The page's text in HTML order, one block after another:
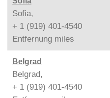
Sofia,
+ 1 (919) 401-4540
Entfernung miles
Belgrad
Belgrad,
+ 1 (919) 401-4540